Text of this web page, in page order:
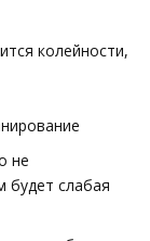
колейности,
не
будет слабая